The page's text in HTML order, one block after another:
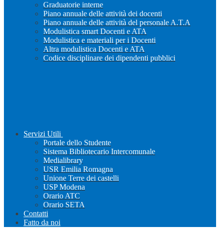
Graduatorie interne
Piano annuale delle attività dei docenti
Piano annuale delle attività del personale A.T.A
Modulistica smart Docenti e ATA
Modulistica e materiali per i Docenti
Altra modulistica Docenti e ATA
Codice disciplinare dei dipendenti pubblici
Servizi Utili
Portale dello Studente
Sistema Bibliotecario Intercomunale
Medialibrary
USR Emilia Romagna
Unione Terre dei castelli
USP Modena
Orario ATC
Orario SETA
Contatti
Fatto da noi